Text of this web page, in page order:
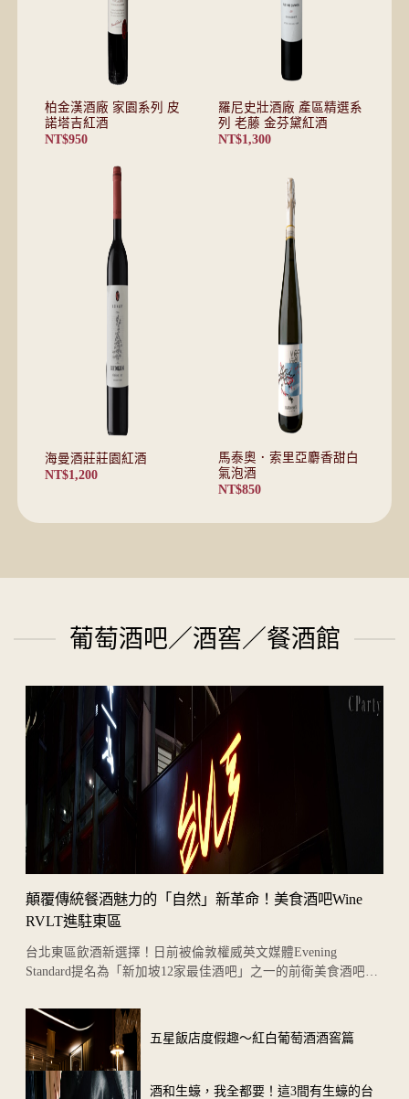
柏金漢酒廠 家園系列 皮
諾塔吉紅酒
NT$950
羅尼史壯酒廠 產區精選系
列 老藤 金芬黛紅酒
NT$1,300
海曼酒莊莊園紅酒
NT$1,200
馬泰奧．索里亞麝香甜白
氣泡酒
NT$850
葡萄酒吧／酒窖／餐酒館
顛覆傳統餐酒魅力的「自然」新革命！美食酒吧Wine
RVLT進駐東區
台北東區飲酒新選擇！日前被倫敦權威英文媒體Evening
Standard提名為「新加坡12家最佳酒吧」之一的前衛美食酒吧
五星飯店度假趣～紅白葡萄酒酒窖篇
酒和生蠔，我全都要！這3間有生蠔的台